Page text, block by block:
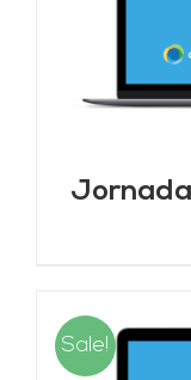
Sale!